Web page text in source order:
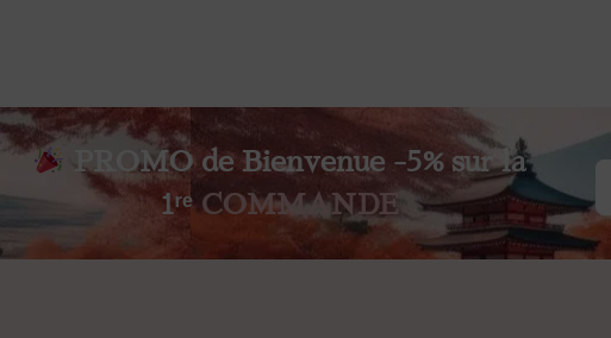
PROMO de Bienvenue -5% sur la
1ʳᵉ COMMANDE